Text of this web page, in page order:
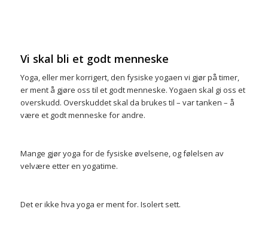
Vi skal bli et godt menneske
Yoga, eller mer korrigert, den fysiske yogaen vi gjør på timer,
er ment å gjøre oss til et godt menneske. Yogaen skal gi oss et
overskudd. Overskuddet skal da brukes til – var tanken – å
være et godt menneske for andre.
Mange gjør yoga for de fysiske øvelsene, og følelsen av
velvære etter en yogatime.
Det er ikke hva yoga er ment for. Isolert sett.